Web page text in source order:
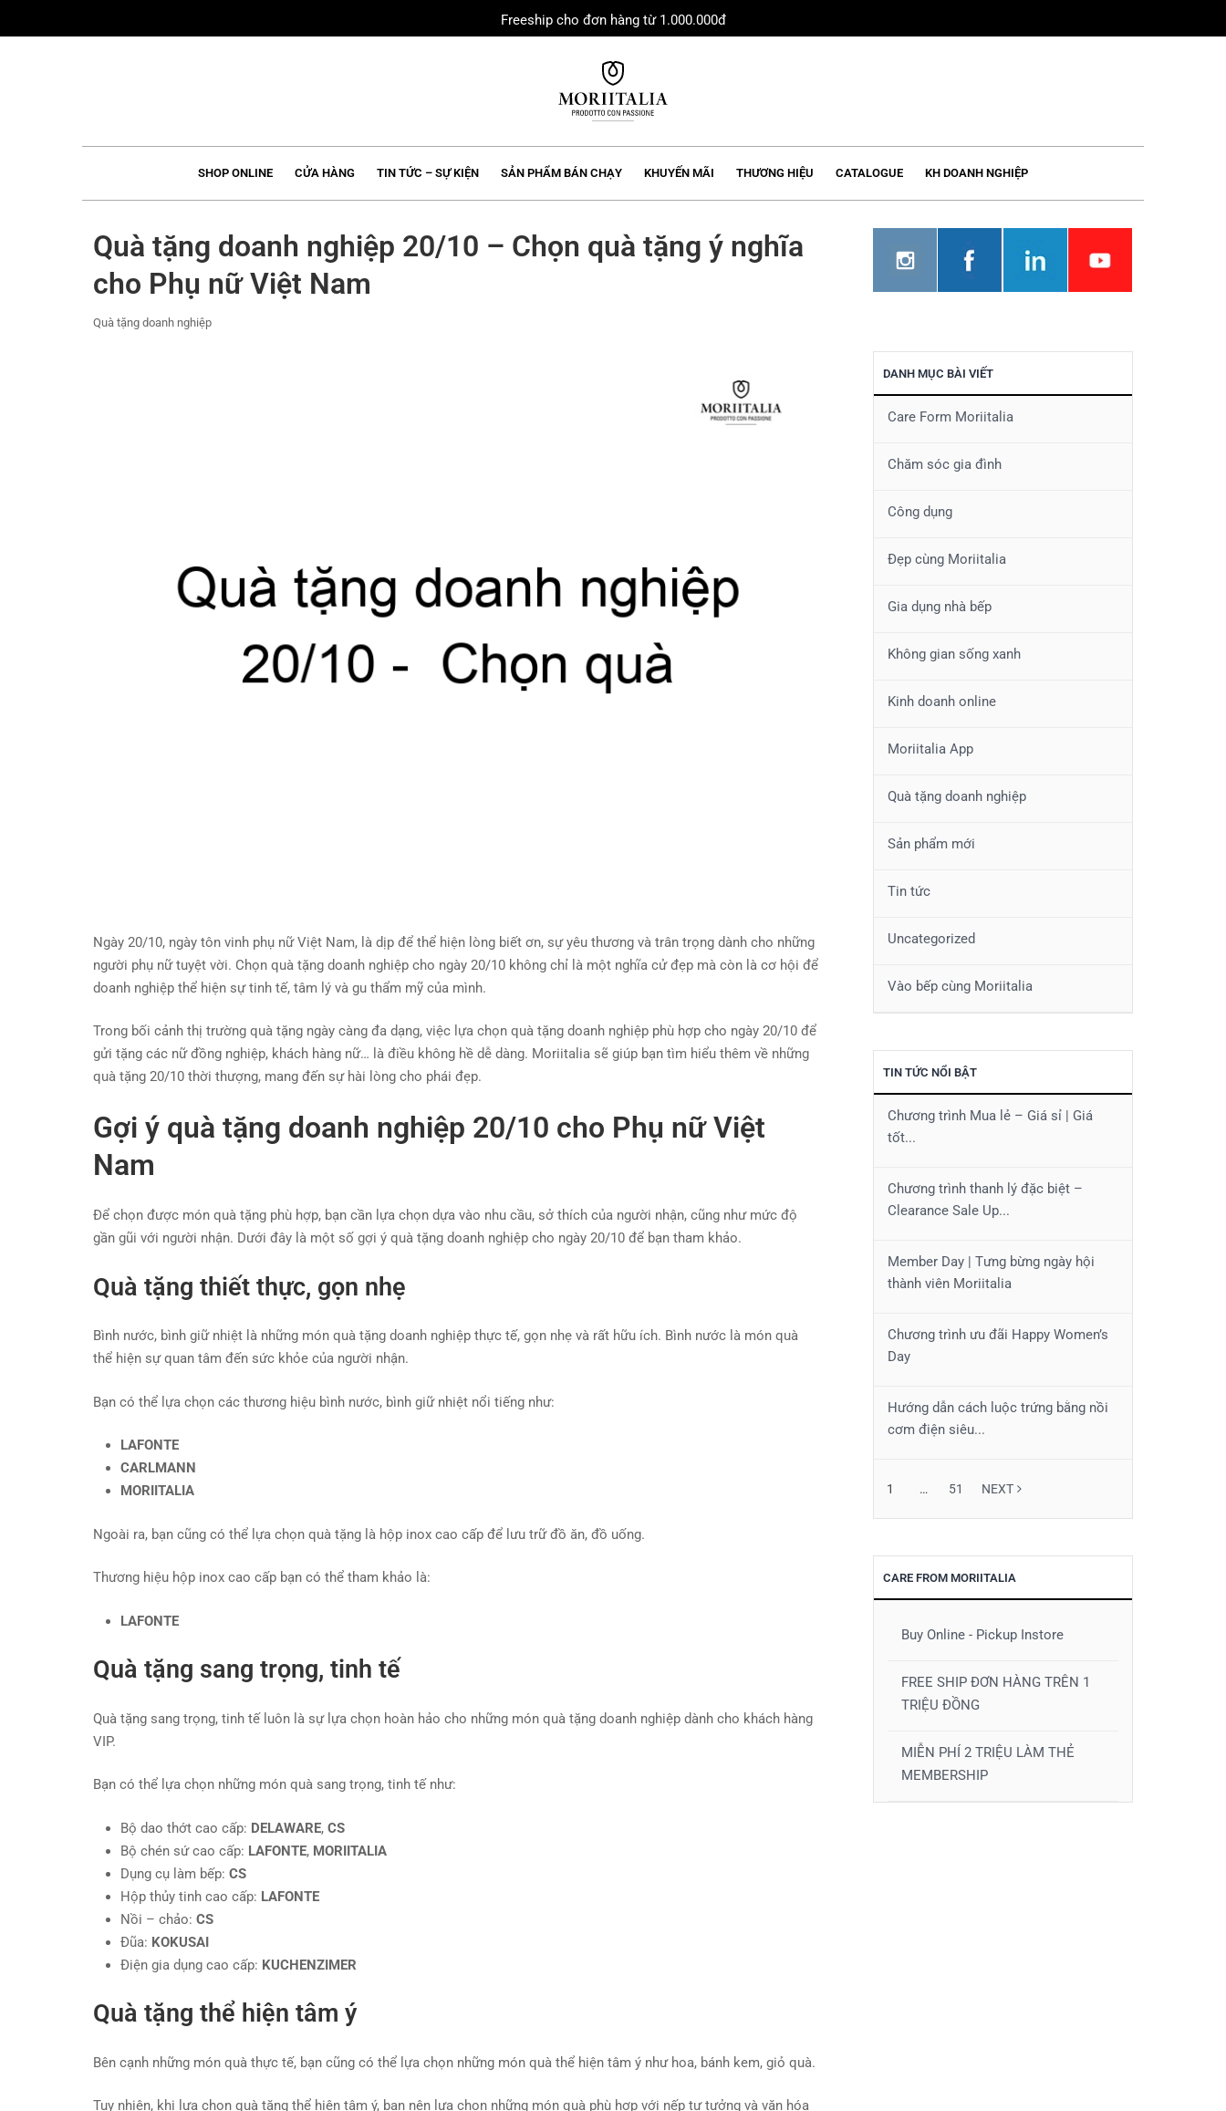
to
Freeship cho đơn hàng từ 1.000.000đ
SHOP ONLINE CỬA HÀNG TIN TỨC – SỰ KIỆN SẢN PHẨM BÁN CHẠY KHUYẾN MÃI THƯƠNG HIỆU CATALOGUE KH DOANH NGHIỆP
Quà tặng doanh nghiệp 20/10 – Chọn quà tặng ý nghĩa
cho Phụ nữ Việt Nam
Quà tặng doanh nghiệp
Ngày 20/10, ngày tôn vinh phụ nữ Việt Nam, là dịp để thể hiện lòng biết ơn, sự yêu thương và trân trọng dành cho những
người phụ nữ tuyệt vời. Chọn quà tặng doanh nghiệp cho ngày 20/10 không chỉ là một nghĩa cử đẹp mà còn là cơ hội để
doanh nghiệp thể hiện sự tinh tế, tâm lý và gu thẩm mỹ của mình.
Trong bối cảnh thị trường quà tặng ngày càng đa dạng, việc lựa chọn quà tặng doanh nghiệp phù hợp cho ngày 20/10 để
gửi tặng các nữ đồng nghiệp, khách hàng nữ… là điều không hề dễ dàng. Moriitalia sẽ giúp bạn tìm hiểu thêm về những
quà tặng 20/10 thời thượng, mang đến sự hài lòng cho phái đẹp.
Gợi ý quà tặng doanh nghiệp 20/10 cho Phụ nữ Việt
Nam
Để chọn được món quà tặng phù hợp, bạn cần lựa chọn dựa vào nhu cầu, sở thích của người nhận, cũng như mức độ
gần gũi với người nhận. Dưới đây là một số gợi ý quà tặng doanh nghiệp cho ngày 20/10 để bạn tham khảo.
Quà tặng thiết thực, gọn nhẹ
Bình nước, bình giữ nhiệt là những món quà tặng doanh nghiệp thực tế, gọn nhẹ và rất hữu ích. Bình nước là món quà
thể hiện sự quan tâm đến sức khỏe của người nhận.
Bạn có thể lựa chọn các thương hiệu bình nước, bình giữ nhiệt nổi tiếng như:
LAFONTE
CARLMANN
MORIITALIA
Ngoài ra, bạn cũng có thể lựa chọn quà tặng là hộp inox cao cấp để lưu trữ đồ ăn, đồ uống.
Thương hiệu hộp inox cao cấp bạn có thể tham khảo là:
LAFONTE
Quà tặng sang trọng, tinh tế
Quà tặng sang trọng, tinh tế luôn là sự lựa chọn hoàn hảo cho những món quà tặng doanh nghiệp dành cho khách hàng
VIP.
Bạn có thể lựa chọn những món quà sang trọng, tinh tế như:
Bộ dao thớt cao cấp: DELAWARE, CS
Bộ chén sứ cao cấp: LAFONTE, MORIITALIA
Dụng cụ làm bếp: CS
Hộp thủy tinh cao cấp: LAFONTE
Nồi – chảo: CS
Đũa: KOKUSAI
Điện gia dụng cao cấp: KUCHENZIMER
Quà tặng thể hiện tâm ý
Bên cạnh những món quà thực tế, bạn cũng có thể lựa chọn những món quà thể hiện tâm ý như hoa, bánh kem, giỏ quà.
Tuy nhiên, khi lựa chọn quà tặng thể hiện tâm ý, bạn nên lựa chọn những món quà phù hợp với nếp tư tưởng và văn hóa
DANH MỤC BÀI VIẾT
Care Form Moriitalia
Chăm sóc gia đình
Công dụng
Đẹp cùng Moriitalia
Gia dụng nhà bếp
Không gian sống xanh
Kinh doanh online
Moriitalia App
Quà tặng doanh nghiệp
Sản phẩm mới
Tin tức
Uncategorized
Vào bếp cùng Moriitalia
TIN TỨC NỔI BẬT
Chương trình Mua lẻ – Giá sỉ | Giá
tốt...
Chương trình thanh lý đặc biệt –
Clearance Sale Up...
Member Day | Tưng bừng ngày hội
thành viên Moriitalia
Chương trình ưu đãi Happy Women’s
Day
Hướng dẫn cách luộc trứng bằng nồi
cơm điện siêu...
1 … 51 NEXT
CARE FROM MORIITALIA
Buy Online - Pickup Instore
FREE SHIP ĐƠN HÀNG TRÊN 1
TRIỆU ĐỒNG
MIỄN PHÍ 2 TRIỆU LÀM THẺ
MEMBERSHIP